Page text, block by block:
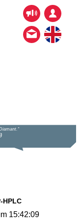
HPLC
15:42:09